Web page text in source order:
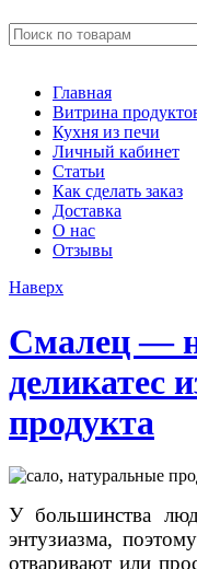
Главная
Витрина
Кухня из печи
Личный кабинет
Статьи
Как сделать заказ
Доставка
О нас
Отзывы
Наверх
Смалец —
деликатес
продукта
У большинства
энтузиазма,
отваривают или